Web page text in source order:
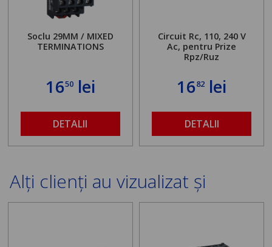
Soclu 29MM / MIXED
TERMINATIONS
1650lei
DETALII
Circuit Rc, 110, 240 V
Ac, pentru Prize
Rpz/Ruz
1682 lei
DETALII
Alți clienți au vizualizat și